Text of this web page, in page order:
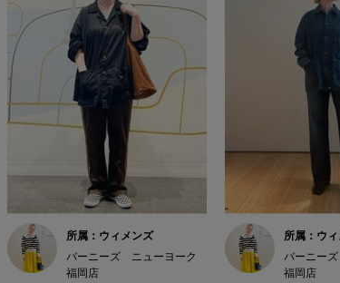
所属：ウィメンズ
バーニーズ ニューヨーク
福岡店
所属：ウ
バーニー
福岡店